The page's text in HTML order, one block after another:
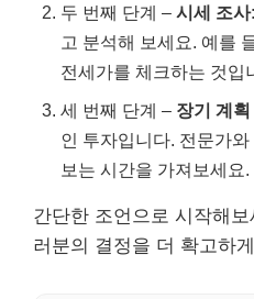
두 번째 단계 – 시세 조사
고 분석해 보세요. 예를
전세가를 체크하는 것입
세 번째 단계 – 장기 계
인 투자입니다. 전문가
보는 시간을 가져보세요.
간단한 조언으로 시작해
러분의 결정을 더 확고하